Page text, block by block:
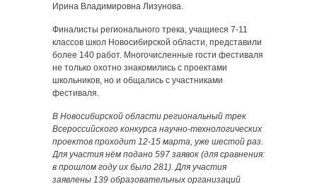
Ирина Владимировна Лизунова.
Финалисты регионального трека, учащиеся 7-11
классов школ Новосибирской области, представили
более 140 работ. Многочисленные гости фестиваля
не только охотно знакомились с проектами
школьников, но и общались с участниками
фестиваля.
В Новосибирской области региональный трек
Всероссийского конкурса научно-технологических
проектов проходит 12-15 марта, уже шестой раз.
Для участия нём подано 597 заявок (для сравнения:
в прошлом году их было 281). Для участия
заявлены 139 образовательных организаций